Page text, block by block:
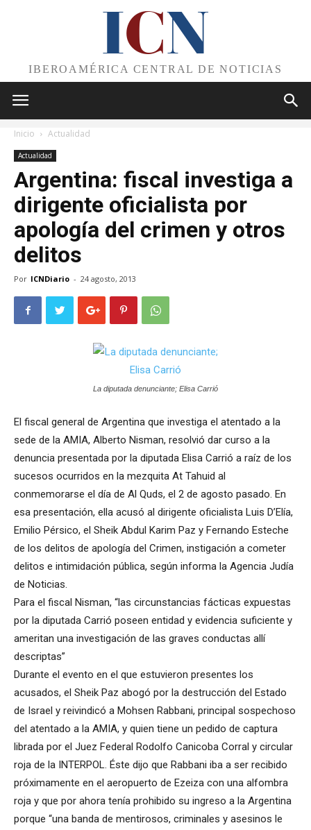
ICN
IBEROAMÉRICA CENTRAL DE NOTICIAS
Inicio Actualidad
Actualidad
Argentina: fiscal investiga a
dirigente oficialista por
apología del crimen y otros
delitos
Por ICNDiario - 24 agosto, 2013
La diputada denunciante; Elisa Carrió
El fiscal general de Argentina que investiga el atentado a la
sede de la AMIA, Alberto Nisman, resolvió dar curso a la
denuncia presentada por la diputada Elisa Carrió a raíz de los
sucesos ocurridos en la mezquita At Tahuid al
conmemorarse el día de Al Quds, el 2 de agosto pasado. En
esa presentación, ella acusó al dirigente oficialista Luis D’Elía,
Emilio Pérsico, el Sheik Abdul Karim Paz y Fernando Esteche
de los delitos de apología del Crimen, instigación a cometer
delitos e intimidación pública, según informa la Agencia Judía
de Noticias.
Para el fiscal Nisman, “las circunstancias fácticas expuestas
por la diputada Carrió poseen entidad y evidencia suficiente y
ameritan una investigación de las graves conductas allí
descriptas”
Durante el evento en el que estuvieron presentes los
acusados, el Sheik Paz abogó por la destrucción del Estado
de Israel y reivindicó a Mohsen Rabbani, principal sospechoso
del atentado a la AMIA, y quien tiene un pedido de captura
librada por el Juez Federal Rodolfo Canicoba Corral y circular
roja de la INTERPOL. Éste dijo que Rabbani iba a ser recibido
próximamente en el aeropuerto de Ezeiza con una alfombra
roja y que por ahora tenía prohibido su ingreso a la Argentina
porque “una banda de mentirosos, criminales y asesinos le